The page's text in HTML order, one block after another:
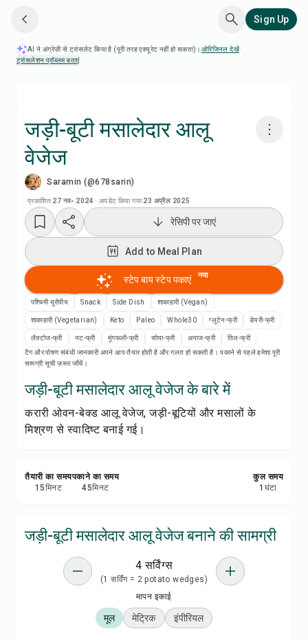
Sign Up
AI ने अंग्रेज़ी से ट्रांसलेट किया है (पूरी तरह एक्यूरेट नहीं हो सकता)। ओरिजिनल देखें·
ट्रांसलेशन प्रॉब्लम बताएं
जड़ी-बूटी मसालेदार आलू
वेजेज
Saramin (@678sarin)
प्रकाशित 27 नव॰ 2024 ·अपडेट किया गया 23 अप्रैल 2025
Add to Meal Plan
Add to Shopping List
रेसिपी नोट्स
सेव करें
शेयर करें
रिपोर्ट करें
रेसिपी पर जाएं
Add to Meal Plan
स्टेप बाय स्टेप पकाएं नया
पश्चिमी यूरोपीय Snack Side Dish शाकाहारी (Vegan)
शाकाहारी (Vegetarian) Keto Paleo Whole30 ग्लूटेन-फ्री डेयरी-फ्री
लैक्टोज-फ्री नट-फ्री मूंगफली-फ्री सोया-फ्री अनाज-फ्री
तिल-फ्री
टैग और पोषण संबंधी जानकारी अपने आप तैयार होती है और गलत हो सकती है। पकाने से पहले हमेशा पूरी
सामग्री सूची ज़रूर जाँचें।
जड़ी-बूटी मसालेदार आलू वेजेज के बारे में
करारी ओवन-बेक्ड आलू वेजेज, जड़ी-बूटियों और मसालों के
मिश्रण से स्वादिष्ट बनाई गई।
तैयारी का समय
15मिनट
पकाने का समय
45मिनट
कुल समय
1 घंटा
जड़ी-बूटी मसालेदार आलू वेजेज बनाने की सामग्री
4 सर्विंग्स
(1 सर्विंग = 2 potato wedges)
मापन इकाई
मूल मेट्रिक इंपीरियल